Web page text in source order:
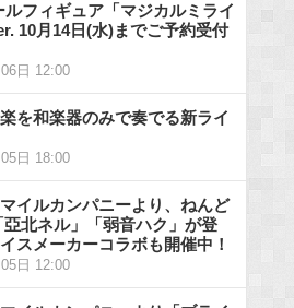
ルフィギュア「マジカルミライ
10月14日(水)までご予約受付
日 12:00
を和楽器のみで奏でる新ライ
日 18:00
イルカンパニーより、ねんど
亞北ネル」「弱音ハク」が登
スメーカーコラボも開催中！
日 12:00